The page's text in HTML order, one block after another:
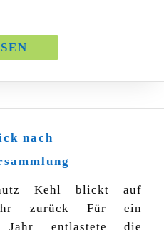
LESEN
nach
nach
Kehl blickt auf
zurück Für ein
Jahr entlastete die